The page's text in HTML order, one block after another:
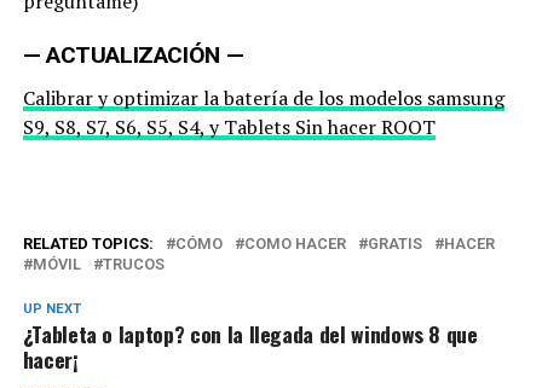
— ACTUALIZACIÓN —
Calibrar y optimizar la batería de los modelos samsung
S9, S8, S7, S6, S5, S4, y Tablets Sin hacer ROOT
RELATED TOPICS: CÓMO COMO HACER GRATIS
HACER
MÓVIL
TRUCOS
UP NEXT
¿Tableta o laptop? con la llegada del windows 8 que
hacer¡